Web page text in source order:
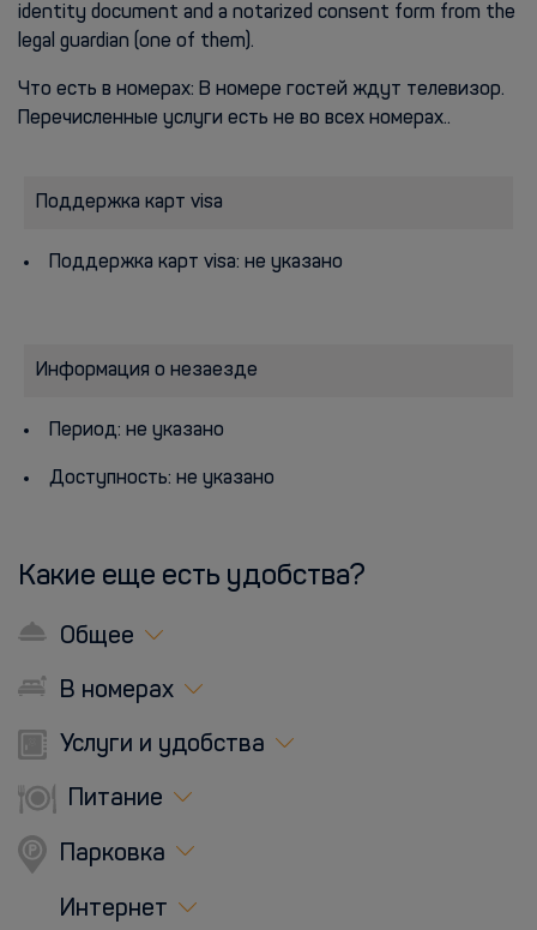
identity document and a notarized consent form from the
legal guardian (one of them).
Что есть в номерах: В номере гостей ждут телевизор.
Перечисленные услуги есть не во всех номерах..
Поддержка карт visa
Поддержка карт visa: не указано
Информация о незаезде
Период: не указано
Доступность: не указано
Какие еще есть удобства?
Общее
В номерах
Услуги и удобства
Питание
Парковка
Интернет